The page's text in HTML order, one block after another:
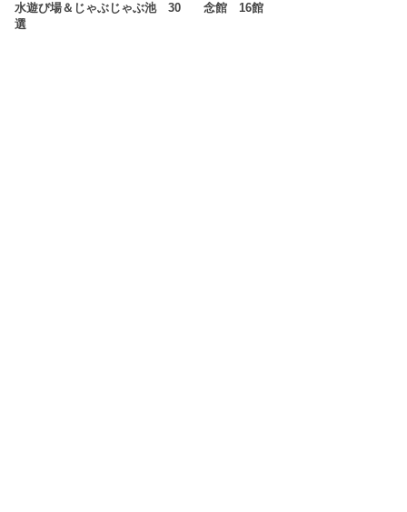
水遊び場＆じゃぶじゃぶ池 30
選
念館 16館